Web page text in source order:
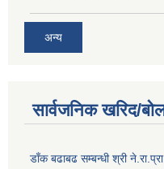
अन्य
सार्वजनिक खरिद/
डाँक बढाबढ सम्बन्धी श्री